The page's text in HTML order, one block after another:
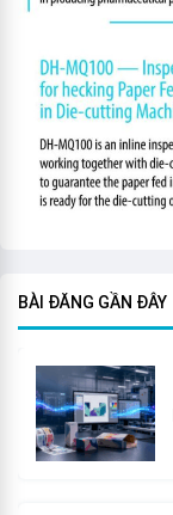
BÀI ĐĂNG GẦN ĐÂY